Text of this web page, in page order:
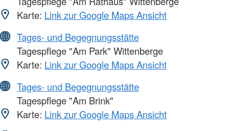
Karte: Link zur Google Maps Ansicht
Tages- und Begegnungsstätte
Tagespflege "Am Park" Wittenberge
Karte: Link zur Google Maps Ansicht
Tages- und Begegnungsstätte
Tagespflege "Am Brink"
Karte: Link zur Google Maps Ansicht